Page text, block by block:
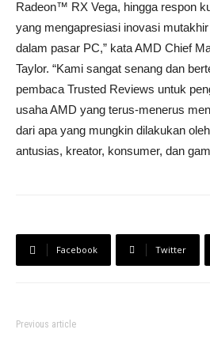
Radeon™ RX Vega, hingga respon
yang mengapresiasi inovasi
dalam pasar PC,” kata AMD Chief
Taylor. “Kami sangat senang dan
pembaca Trusted Reviews untuk
usaha AMD yang terus-menerus
dari apa yang mungkin dilakukan
antusias, kreator, konsumer, dan
Facebook Twitter
Previous article